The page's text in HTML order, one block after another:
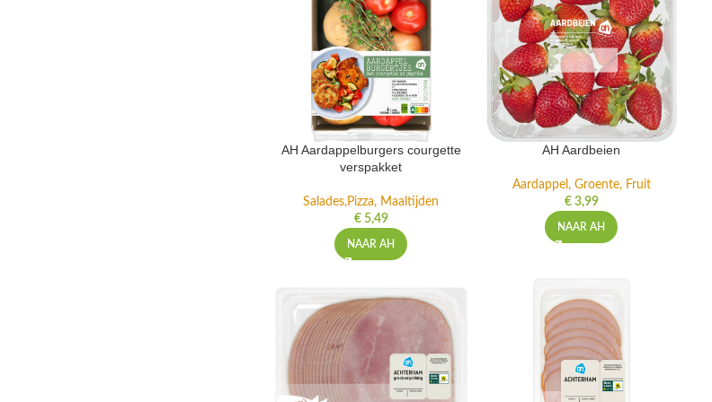
AH Aardappelburgers courgette
verspakket
Salades,Pizza, Maaltijden
€5,49
NAAR AH
AH Aardbeien
Aardappel, Groente, Fruit
€3,99
NAAR AH